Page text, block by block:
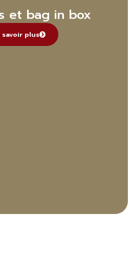
et bag in box
savoir plus